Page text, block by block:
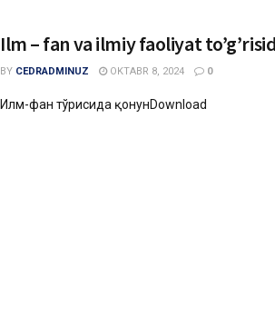
Ilm – fan va ilmiy faoliyat
BY CEDRADMINUZ OKTABR 8, 2024 0
Илм-фан тўғрисида қонунDownload